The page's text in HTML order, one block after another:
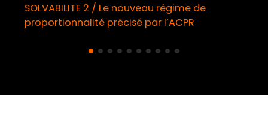
SOLVABILITE 2 / Le nouveau régime de
proportionnalité précisé par l’ACPR